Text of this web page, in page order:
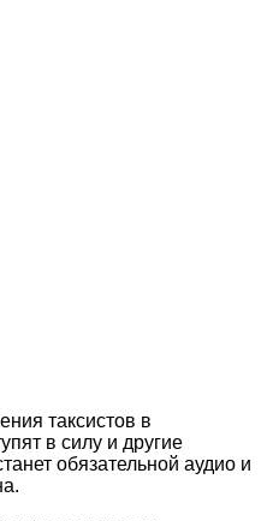
таксистов в
в силу и другие
обязательной аудио и